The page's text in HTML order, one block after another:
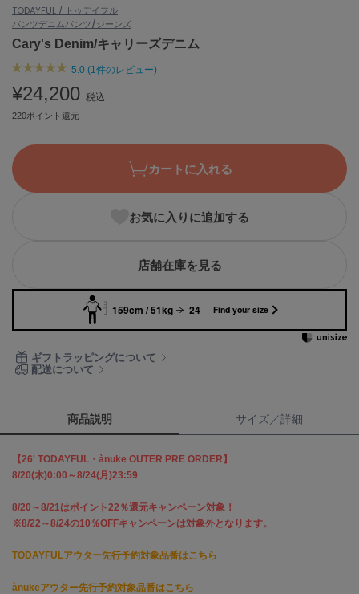
(124)
アンヌーク
ASICS
Ballelite
BANDOLIER
バンドリヤー
Calvin Klein
CELFORD
セロン
Clarks Premium
クラークス
CODE A
コードエー
COLE HAAN
TODAYFUL / トゥデイフル
パンツデニムパンツ/ジーンズ
Cary's Denim/キャリーズデニム
5.0 (1件のレビュー)
¥24,200 税込
220ポイント還元
カートに入れる
お気に入りに追加する
店舗在庫を見る
159cm / 51kg 24 Find your size
ギフトラッピングについて
配送について
商品説明 サイズ／詳細
【26' TODAYFUL・ànuke OUTER PRE ORDER】
8/20(木)0:00～8/24(月)23:59
8/20～8/21はポイント22％還元キャンペーン対象！
※8/22～8/24の10％OFFキャンペーンは対象外となります。
TODAYFULアウター先行予約対象品番はこちら
ànukeアウター先行予約対象品番はこちら